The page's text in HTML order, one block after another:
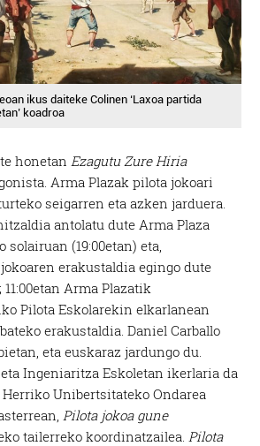
ikus daiteke Colinen ‘Laxoa partida
koadroa
honetan Ezagutu Zure Hiria
Arma Plazak pilota jokoari
seigarren eta azken jarduera.
antolatu dute Arma Plaza
(19:00etan) eta,
erakustaldia egingo dute
Arma Plazatik
Pilota Eskolarekin elkarlanean
erakustaldia. Daniel Carballo
eta euskaraz jardungo du.
Ingeniaritza Eskoletan ikerlaria da
Herriko Unibertsitateko Ondarea
Pilota jokoa gune
tailerreko koordinatzailea. Pilota